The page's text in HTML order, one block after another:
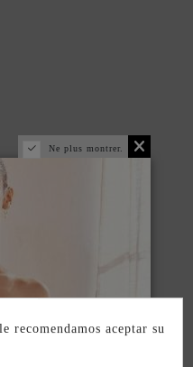
Ne plus montrer.
recomendamos aceptar su